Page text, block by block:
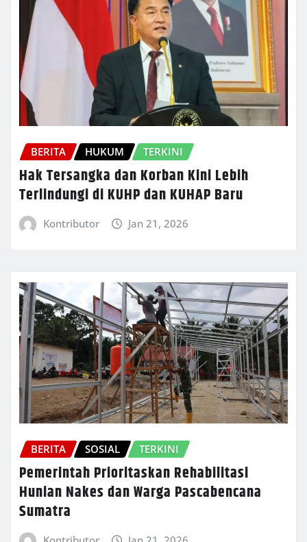
BERITA HUKUM TERKINI
Hak Tersangka dan Korban Kini Lebih
Terlindungi di KUHP dan KUHAP Baru
Kontributor Jan 21, 2026
BERITA SOSIAL TERKINI
Pemerintah Prioritaskan Rehabilitasi
Hunian Nakes dan Warga Pascabencana
Sumatra